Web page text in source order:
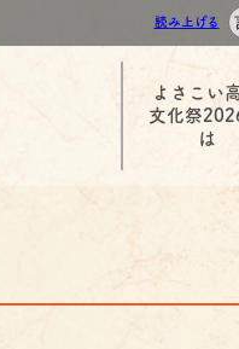
読み上げる
よさこい
文化祭
は